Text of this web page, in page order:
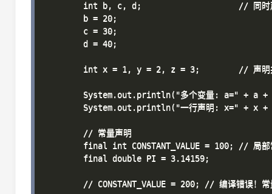
int b, c, d;                    // 同时
        b = 20;
        c = 30;
        d = 40;
int x = 1, y = 2, z = 3;        // 声明
System.out.println("多个变量: a=" + a
System.out.println("一行声明: x=" + x
        // 常量声明
final int CONSTANT_VALUE = 100; // 局部
        final double PI = 3.14159;
// CONSTANT_VALUE = 200; // 编译错误！常